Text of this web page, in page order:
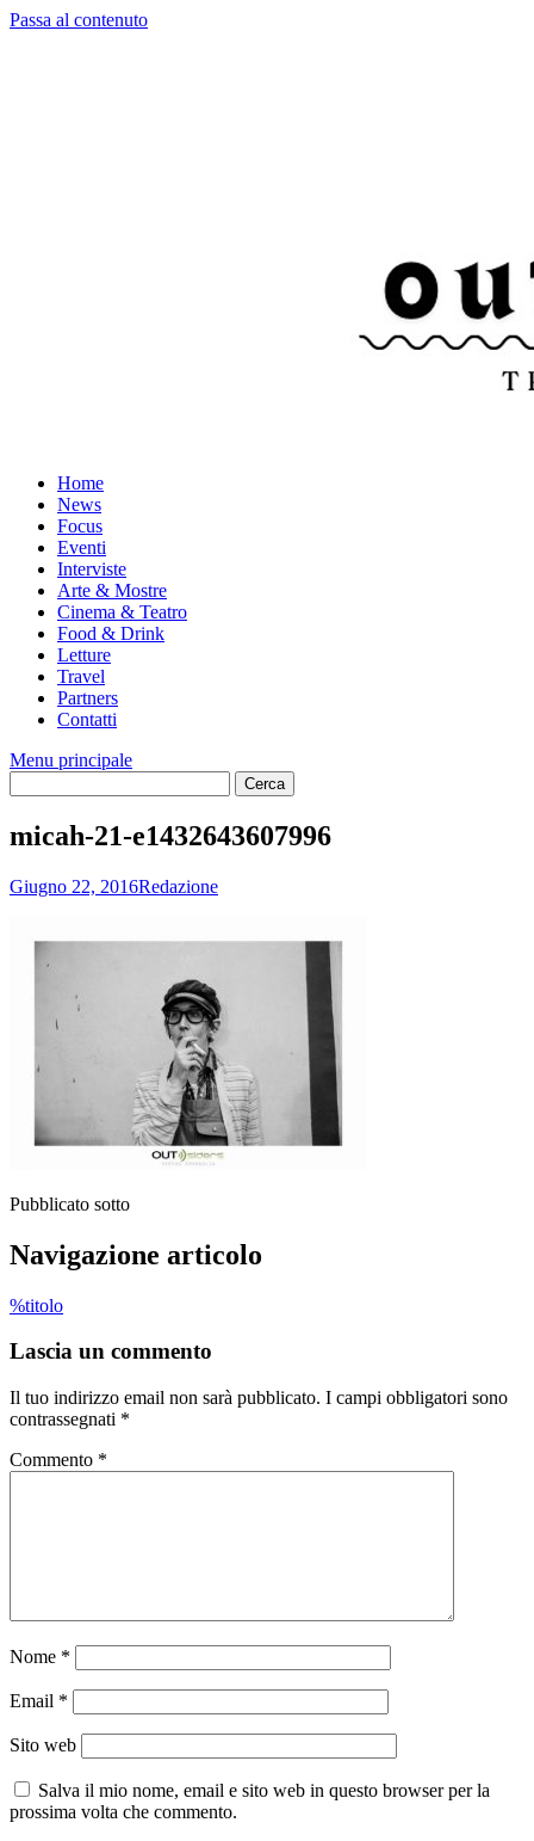
Passa al contenuto
Home
News
Focus
Eventi
Interviste
Arte & Mostre
Cinema & Teatro
Food & Drink
Letture
Travel
Partners
Contatti
Menu principale
micah-21-e1432643607996
Giugno 22, 2016Redazione
Pubblicato sotto
Navigazione articolo
%titolo
Lascia un commento
Il tuo indirizzo email non sarà pubblicato. I campi obbligatori sono
contrassegnati *
Commento *
Nome *
Email *
Sito web
Salva il mio nome, email e sito web in questo browser per la
prossima volta che commento.